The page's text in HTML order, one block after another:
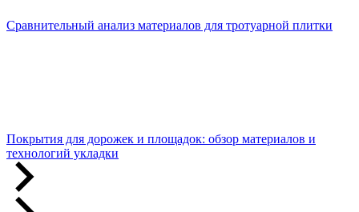
Сравнительный анализ материалов для тротуарной плитки
Покрытия для дорожек и площадок: обзор материалов и
технологий укладки